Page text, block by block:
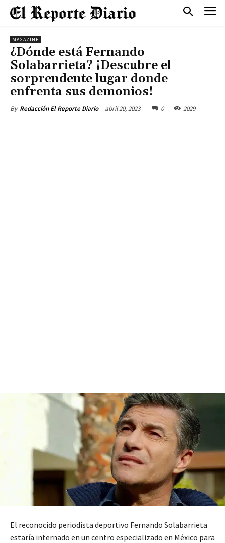
MAGAZINE
¿Dónde está Fernando
Solabarrieta? ¡Descubre el
sorprendente lugar donde
enfrenta sus demonios!
By Redacción El Reporte Diario abril 20, 2023 0 2029
El reconocido periodista deportivo Fernando Solabarrieta
estaría internado en un centro especializado en México para